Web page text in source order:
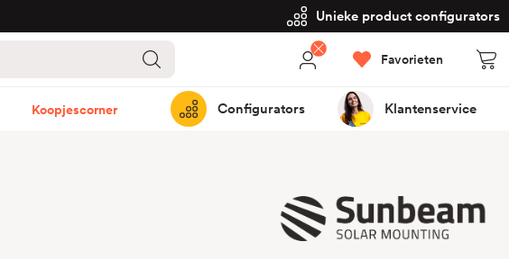
Unieke product configurators
Favorieten
Koopjescorner Configurators Klantenservice